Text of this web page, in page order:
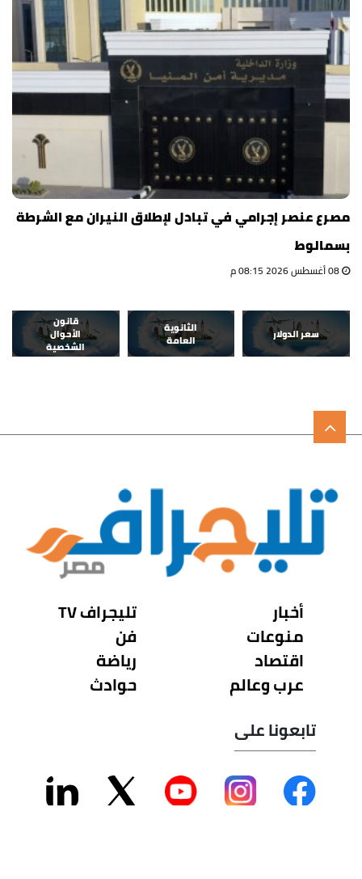
مصرع عنصر إجرامي في تبادل لإطلاق النيران مع الشرطة
بسمالوط
سعر الدولار
الثانوية
العامة
قانون
الأحوال
الشخصية
أخبار
منوعات
اقتصاد
عرب وعالم
تليجراف TV
فن
رياضة
حوادث
تابعونا على